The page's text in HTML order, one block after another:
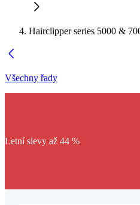
Hairclipper series 5000 &
Všechny řady
Letní slevy až 44 %